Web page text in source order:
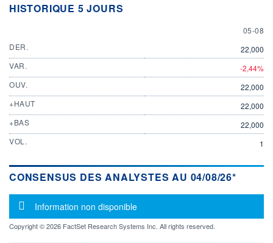
HISTORIQUE 5 JOURS
5
05-08
DER.
22,000
VAR.
-2,44%
OUV.
22,000
+HAUT
22,000
+BAS
22,000
VOL.
1
CONSENSUS DES ANALYSTES AU 04/08/26*
Message d'information
Information non disponible
Copyright © 2026 FactSet Research Systems Inc. All rights reserved.